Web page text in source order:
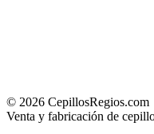
© 2026 CepillosRegios.com
Venta y fabricación de